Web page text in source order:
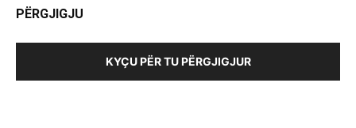
PËRGJIGJU
KYÇU PËR TU PËRGJIGJUR